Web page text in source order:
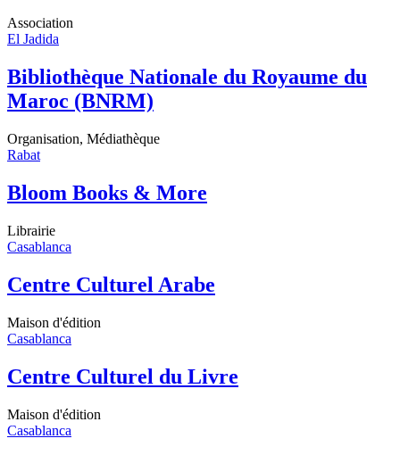
Association
El Jadida
Bibliothèque Nationale du Royaume du
Maroc (BNRM)
Organisation, Médiathèque
Rabat
Bloom Books & More
Librairie
Casablanca
Centre Culturel Arabe
Maison d'édition
Casablanca
Centre Culturel du Livre
Maison d'édition
Casablanca